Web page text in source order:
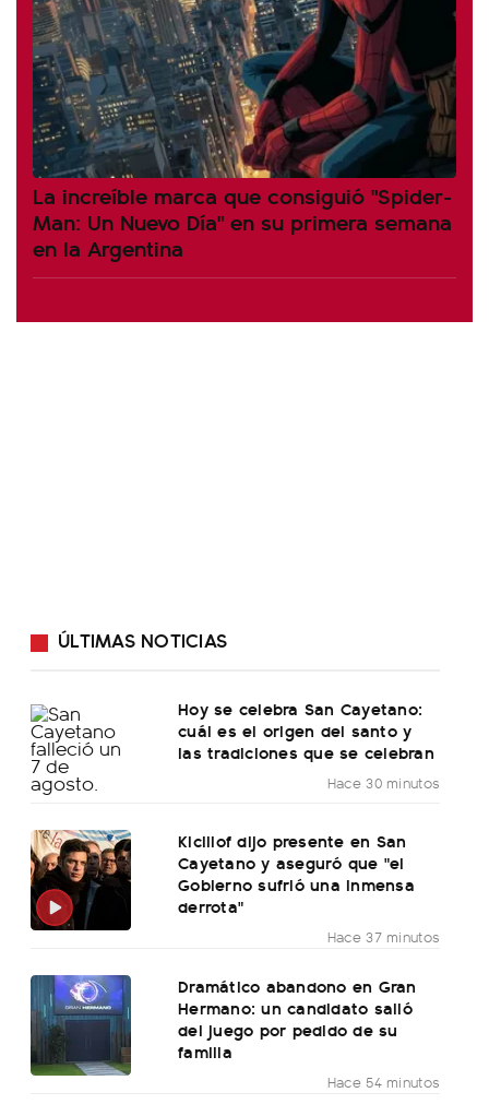
La increíble marca que consiguió "Spider-
Man: Un Nuevo Día" en su primera semana
en la Argentina
ÚLTIMAS NOTICIAS
Hoy se celebra San Cayetano:
cuál es el origen del santo y
las tradiciones que se celebran
Hace 30 minutos
Kicillof dijo presente en San
Cayetano y aseguró que "el
Gobierno sufrió una inmensa
derrota"
Hace 37 minutos
Dramático abandono en Gran
Hermano: un candidato salió
del juego por pedido de su
familia
Hace 54 minutos